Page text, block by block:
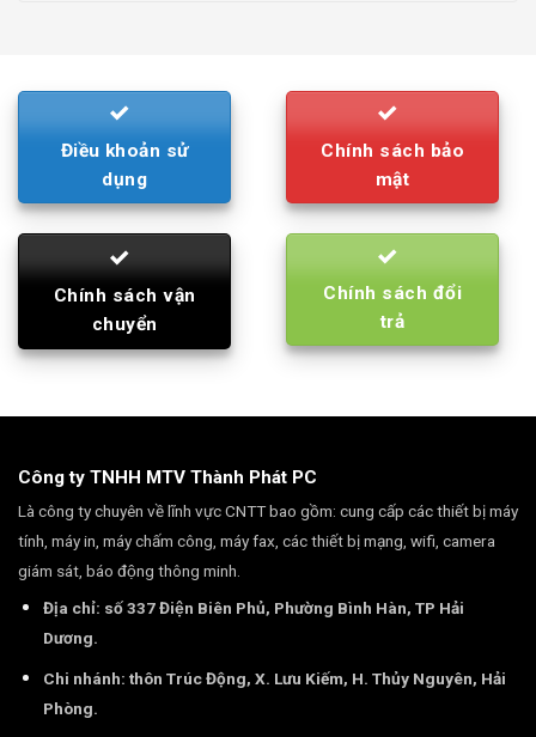
Điều khoản sử
dụng
Chính sách bảo
mật
Chính sách vận
chuyển
Chính sách đổi
trả
Công ty TNHH MTV Thành Phát PC
Là công ty chuyên về lĩnh vực CNTT bao gồm: cung cấp các thiết bị máy
tính, máy in, máy chấm công, máy fax, các thiết bị mạng, wifi, camera
giám sát, báo động thông minh.
Địa chỉ: số 337 Điện Biên Phủ, Phường Bình Hàn, TP Hải
Dương.
Chi nhánh: thôn Trúc Động, X. Lưu Kiếm, H. Thủy Nguyên, Hải
Phòng.